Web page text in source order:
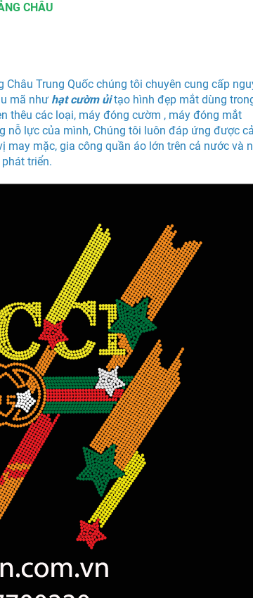
CHÂU
Châu Trung Quốc chúng tôi chuyên cung cấp
mã như hạt cườm ủitạo hình đẹp mắt dùng
thêu các loại, máy đóng cườm , máy đóng mắt
lực của mình, Chúng tôi luôn đáp ứng được
mặc, gia công quần áo lớn trên cả nước và
triển.